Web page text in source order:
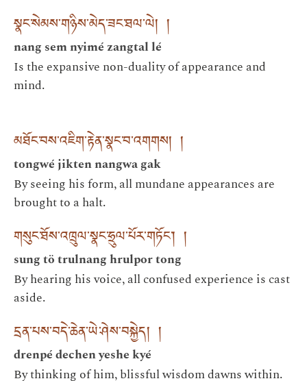
སྣང་སེམས་གཉིས་མེད་ཟང་ཐལ་ལེ། །
nang sem nyimé zangtal lé
Is the expansive non-duality of appearance and
mind.
མཐོང་བས་འཇིག་རྟེན་སྣང་བ་འགགས། །
tongwé jikten nangwa gak
By seeing his form, all mundane appearances are
brought to a halt.
གསུང་ཐོས་འཁྲུལ་སྣང་ཧྲུལ་པོར་གཏོང་། །
sung tö trulnang hrulpor tong
By hearing his voice, all confused experience is cast
aside.
དྲན་པས་བདེ་ཆེན་ཡེ་ཤེས་བསྐྱེད། །
drenpé dechen yeshe kyé
By thinking of him, blissful wisdom dawns within.